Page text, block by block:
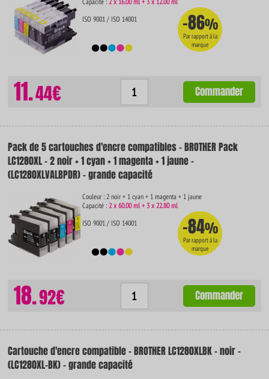
ISO 9001 / ISO 14001
-86%
Par rapport à la
marque
11.44€ Commander
Pack de 5 cartouches d'encre compatibles - BROTHER Pack
LC1280XL - 2 noir + 1 cyan + 1 magenta + 1 jaune -
(LC1280XLVALBPDR) - grande capacité
Couleur : 2 noir + 1 cyan + 1 magenta + 1 jaune
Capacité :2 x 60.00 ml + 3 x 22.80 ml
ISO 9001 / ISO 14001
-84%
Par rapport à la
marque
18.92€ Commander
Cartouche d'encre compatible - BROTHER LC1280XLBK - noir -
(LC1280XL-BK) - grande capacité